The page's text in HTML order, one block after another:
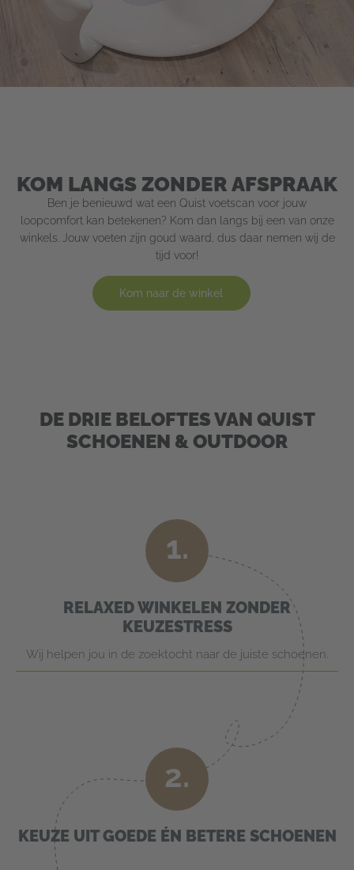
KOM LANGS ZONDER AFSPRAAK
Ben je benieuwd wat een Quist voetscan voor jouw
loopcomfort kan betekenen? Kom dan langs bij een van onze
winkels. Jouw voeten zijn goud waard, dus daar nemen wij de
tijd voor!
Kom naar de winkel
DE DRIE BELOFTES VAN QUIST
SCHOENEN & OUTDOOR
1.
RELAXED WINKELEN ZONDER
KEUZESTRESS
Wij helpen jou in de zoektocht naar de juiste schoenen.
2.
KEUZE UIT GOEDE ÉN BETERE SCHOENEN